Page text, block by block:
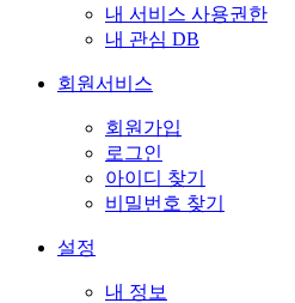
내 서비스 사용권한
내 관심 DB
회원서비스
회원가입
로그인
아이디 찾기
비밀번호 찾기
설정
내 정보